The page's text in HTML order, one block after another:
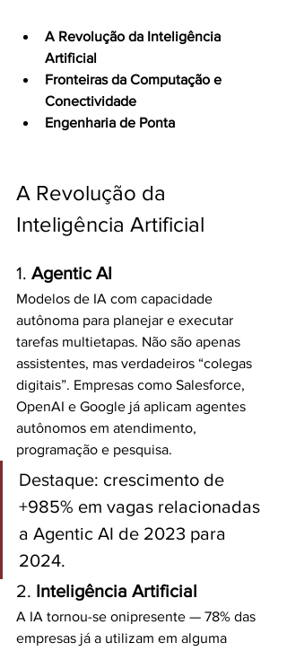
A Revolução da Inteligência
Artificial
Fronteiras da Computação e
Conectividade
Engenharia de Ponta
A Revolução da
Inteligência Artificial
1. Agentic AI
Modelos de IA com capacidade
autônoma para planejar e executar
tarefas multietapas. Não são apenas
assistentes, mas verdadeiros “colegas
digitais”. Empresas como Salesforce,
OpenAI e Google já aplicam agentes
autônomos em atendimento,
programação e pesquisa.
Destaque: crescimento de
+985% em vagas relacionadas
a Agentic AI de 2023 para
2024.
2. Inteligência Artificial
A IA tornou-se onipresente — 78% das
empresas já a utilizam em alguma